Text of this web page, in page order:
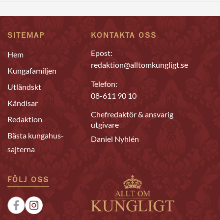
SITEMAP
Hem
Kungafamiljen
Utländskt
Kändisar
Redaktion
Bästa kungahus-
sajterna
KONTAKTA OSS
Epost:
redaktion@alltomkungligt.se
Telefon:
08-611 90 10
Chefredaktör & ansvarig
utgivare
Daniel Nyhlén
FÖLJ OSS